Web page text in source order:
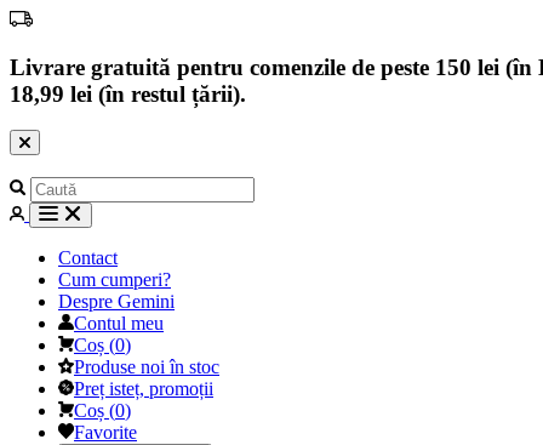
Livrare gratuită pentru comenzile de peste 150 lei
18,99 lei (în restul țării).
Contact
Cum cumperi?
Despre Gemini
Contul meu
Coș (0)
Produse noi în stoc
Preț isteț, promoții
Coș (0)
Favorite